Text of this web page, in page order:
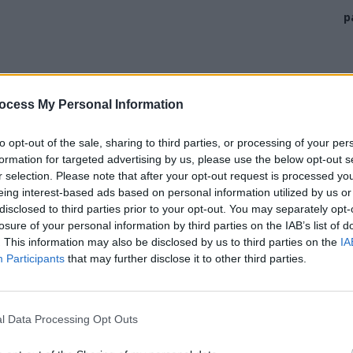
My Personal Information
opt-out of the sale, sharing to third parties, or processing of your
for targeted advertising by us, please use the below opt-out
selection. Please note that after your opt-out request is processed
interest-based ads based on personal information utilized by us
to third parties prior to your opt-out. You may separately
of your personal information by third parties on the IAB’s list of
This information may also be disclosed by us to third parties on the
Participants that may further disclose it to other third parties.
Data Processing Opt Outs
la patru zile după ce campioana mondială s-a
arhipelagul Capul Verde.
careLionel Messi (39 de ani)o duce pe trei
Messi – 20, Mbappé – 19);
7, Mbappé – 7, Haaland – 7, Harry Kane – 6);
Messi – 30, Cristiano Ronaldo – 27).